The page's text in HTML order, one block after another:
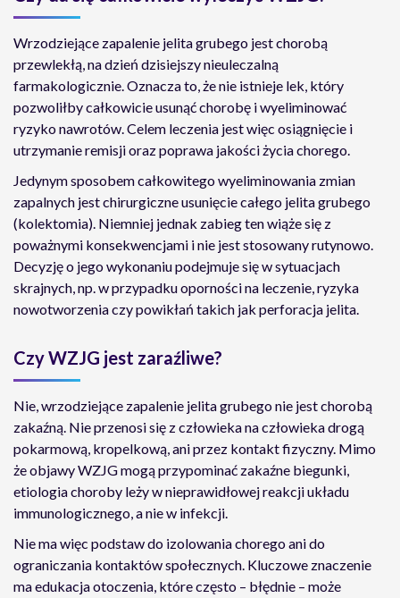
Wrzodziejące zapalenie jelita grubego jest chorobą
przewlekłą, na dzień dzisiejszy nieuleczalną
farmakologicznie. Oznacza to, że nie istnieje lek, który
pozwoliłby całkowicie usunąć chorobę i wyeliminować
ryzyko nawrotów. Celem leczenia jest więc osiągnięcie i
utrzymanie remisji oraz poprawa jakości życia chorego.
Jedynym sposobem całkowitego wyeliminowania zmian
zapalnych jest chirurgiczne usunięcie całego jelita grubego
(kolektomia). Niemniej jednak zabieg ten wiąże się z
poważnymi konsekwencjami i nie jest stosowany rutynowo.
Decyzję o jego wykonaniu podejmuje się w sytuacjach
skrajnych, np. w przypadku oporności na leczenie, ryzyka
nowotworzenia czy powikłań takich jak perforacja jelita.
Czy WZJG jest zaraźliwe?
Nie, wrzodziejące zapalenie jelita grubego nie jest chorobą
zakaźną. Nie przenosi się z człowieka na człowieka drogą
pokarmową, kropelkową, ani przez kontakt fizyczny. Mimo
że objawy WZJG mogą przypominać zakaźne biegunki,
etiologia choroby leży w nieprawidłowej reakcji układu
immunologicznego, a nie w infekcji.
Nie ma więc podstaw do izolowania chorego ani do
ograniczania kontaktów społecznych. Kluczowe znaczenie
ma edukacja otoczenia, które często – błędnie – może